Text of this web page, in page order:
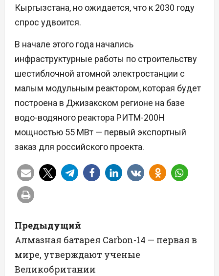
Кыргызстана, но ожидается, что к 2030 году
спрос удвоится.
В начале этого года начались
инфраструктурные работы по строительству
шестиблочной атомной электростанции с
малым модульным реактором, которая будет
построена в Джизакском регионе на базе
водо-водяного реактора РИТМ-200Н
мощностью 55 МВт — первый экспортный
заказ для российского проекта.
Н
а
в
Предыдущий
Алмазная батарея Carbon-14 — первая в
мире, утверждают ученые
Великобритании